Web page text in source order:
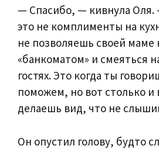
— Спасибо, — кивнула
это не комплименты на
не позволяешь своей маме
«банкоматом» и смеяться
гостях. Это когда ты
поможем, но вот столько и
делаешь вид, что не
Он опустил голову, будто